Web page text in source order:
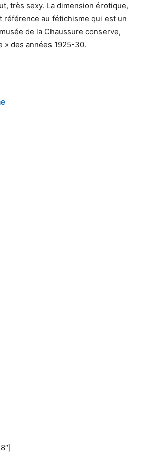
très sexy. La dimension érotique,
référence au fétichisme qui est un
de la Chaussure conserve,
» des années 1925-30.